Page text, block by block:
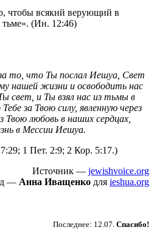
чтобы всякий верующий в
тьме». (Ин. 12:46)
то, что Ты послал Иешуа, Свет
нашей жизни и освободить нас
свет, и Ты взял нас из тьмы в
за Твою силу, явленную через
Твою любовь в наших сердцах,
в Мессии Иешуа.
1 Пет. 2:9; 2 Кор. 5:17.)
Источник — jewishvoice.org
— Анна Иващенко для ieshua.org
Последнее: 12.07. Спасибо!